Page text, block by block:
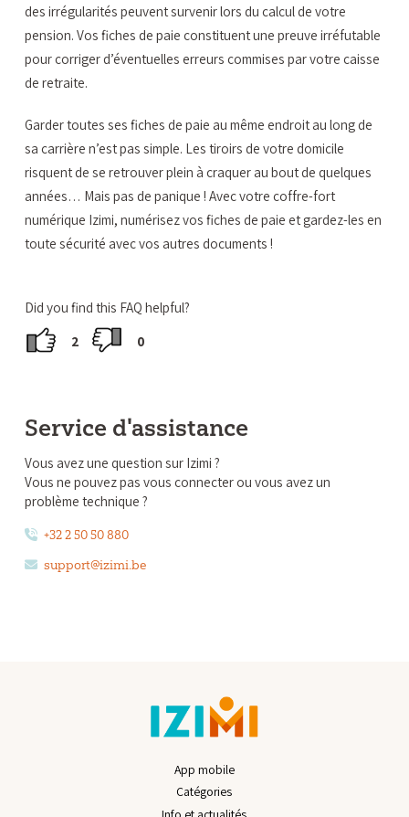
des irrégularités peuvent survenir lors du calcul de votre
pension. Vos fiches de paie constituent une preuve irréfutable
pour corriger d’éventuelles erreurs commises par votre caisse
de retraite.
Garder toutes ses fiches de paie au même endroit au long de
sa carrière n’est pas simple. Les tiroirs de votre domicile
risquent de se retrouver plein à craquer au bout de quelques
années… Mais pas de panique ! Avec votre coffre-fort
numérique Izimi, numérisez vos fiches de paie et gardez-les en
toute sécurité avec vos autres documents !
Did you find this FAQ helpful?
2
0
Service d'assistance
Vous avez une question sur Izimi ?
Vous ne pouvez pas vous connecter ou vous avez un
problème technique ?
+32 2 50 50 880
support@izimi.be
App mobile
Catégories